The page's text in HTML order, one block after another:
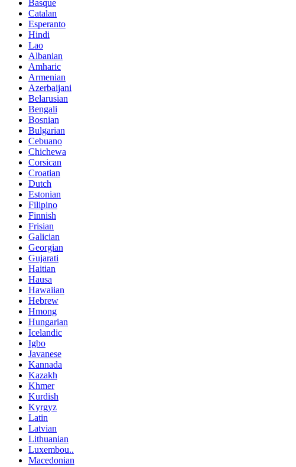
Basque
Catalan
Esperanto
Hindi
Lao
Albanian
Amharic
Armenian
Azerbaijani
Belarusian
Bengali
Bosnian
Bulgarian
Cebuano
Chichewa
Corsican
Croatian
Dutch
Estonian
Filipino
Finnish
Frisian
Galician
Georgian
Gujarati
Haitian
Hausa
Hawaiian
Hebrew
Hmong
Hungarian
Icelandic
Igbo
Javanese
Kannada
Kazakh
Khmer
Kurdish
Kyrgyz
Latin
Latvian
Lithuanian
Luxembou..
Macedonian